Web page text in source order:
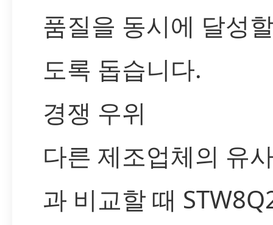
품질을 동시에 달성
도록 돕습니다.
경쟁 우위
다른 제조업체의 유
과 비교할 때